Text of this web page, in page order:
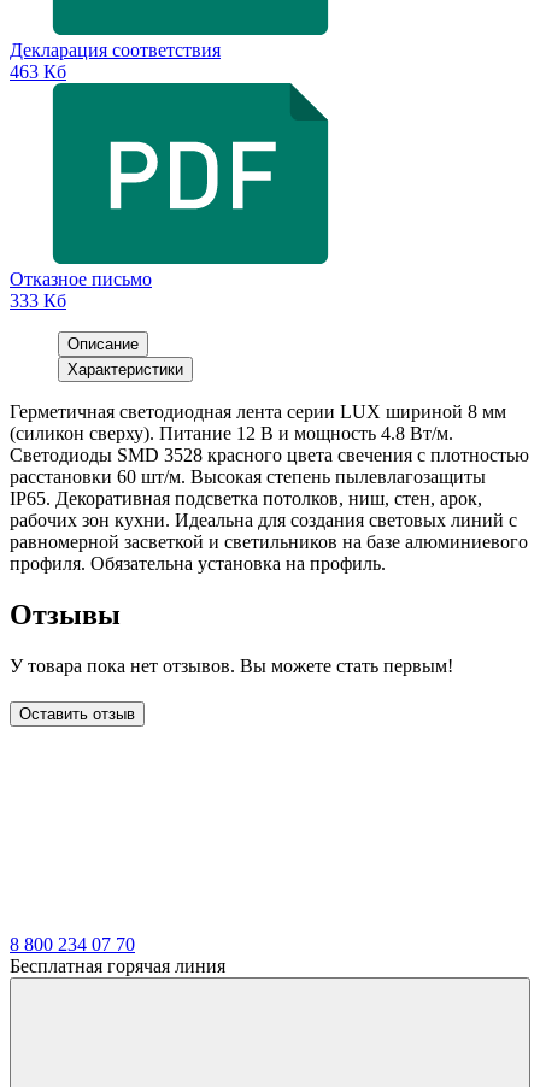
Декларация соответствия
463 Кб
Отказное письмо
333 Кб
Описание
Характеристики
Герметичная светодиодная лента серии LUX шириной 8 мм
(силикон сверху). Питание 12 В и мощность 4.8 Вт/м.
Светодиоды SMD 3528 красного цвета свечения с плотностью
расстановки 60 шт/м. Высокая степень пылевлагозащиты
IP65. Декоративная подсветка потолков, ниш, стен, арок,
рабочих зон кухни. Идеальна для создания световых линий с
равномерной засветкой и светильников на базе алюминиевого
профиля. Обязательна установка на профиль.
Отзывы
У товара пока нет отзывов. Вы можете стать первым!
Оставить отзыв
8 800 234 07 70
Бесплатная горячая линия